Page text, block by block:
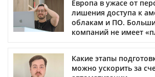
Европа в ужасе от
лишения доступа к
облакам и ПО.
компаний не имеет
Какие этапы
можно ускорить за